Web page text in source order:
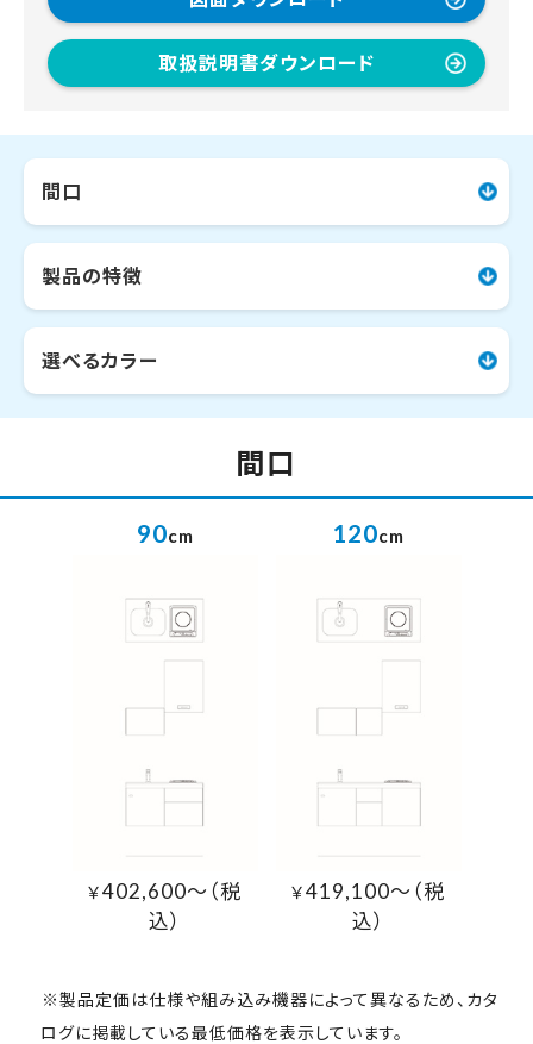
取扱説明書ダウンロード
間口
製品の特徴
選べるカラー
間口
90cm
￥402,600～（税
込）
120cm
￥419,100～（税
込）
※製品定価は仕様や組み込み機器によって異なるため、カタ
ログに掲載している最低価格を表示しています。